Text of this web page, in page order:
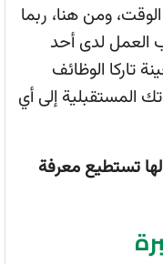
ومن هنا، ربما
لدى أحد
تاركا الوظائف
المستقبلية إلى أي
تستطيع معرفة